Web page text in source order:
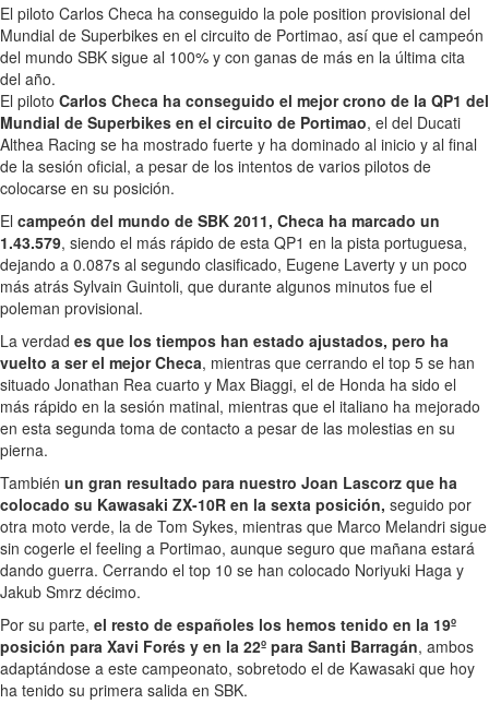
El piloto Carlos Checa ha conseguido la pole position provisional del
Mundial de Superbikes en el circuito de Portimao, así que el campeón
del mundo SBK sigue al 100% y con ganas de más en la última cita
del año.
El piloto Carlos Checa ha conseguido el mejor crono de la QP1 del
Mundial de Superbikes en el circuito de Portimao, el del Ducati
Althea Racing se ha mostrado fuerte y ha dominado al inicio y al final
de la sesión oficial, a pesar de los intentos de varios pilotos de
colocarse en su posición.
El campeón del mundo de SBK 2011, Checa ha marcado un
1.43.579, siendo el más rápido de esta QP1 en la pista portuguesa,
dejando a 0.087s al segundo clasificado, Eugene Laverty y un poco
más atrás Sylvain Guintoli, que durante algunos minutos fue el
poleman provisional.
La verdad es que los tiempos han estado ajustados, pero ha
vuelto a ser el mejor Checa, mientras que cerrando el top 5 se han
situado Jonathan Rea cuarto y Max Biaggi, el de Honda ha sido el
más rápido en la sesión matinal, mientras que el italiano ha mejorado
en esta segunda toma de contacto a pesar de las molestias en su
pierna.
También un gran resultado para nuestro Joan Lascorz que ha
colocado su Kawasaki ZX-10R en la sexta posición, seguido por
otra moto verde, la de Tom Sykes, mientras que Marco Melandri sigue
sin cogerle el feeling a Portimao, aunque seguro que mañana estará
dando guerra. Cerrando el top 10 se han colocado Noriyuki Haga y
Jakub Smrz décimo.
Por su parte, el resto de españoles los hemos tenido en la 19º
posición para Xavi Forés y en la 22º para Santi Barragán, ambos
adaptándose a este campeonato, sobretodo el de Kawasaki que hoy
ha tenido su primera salida en SBK.